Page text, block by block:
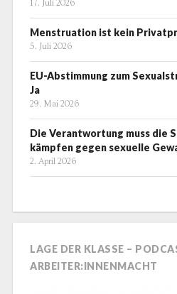
17. Juli 2026
Menstruation ist kein
5. Juli 2026
EU-Abstimmung zum
Ja
29. Mai 2026
Die Verantwortung muss die
kämpfen gegen sexuelle
2. April 2026
LAGE DER KLASSE –
ARBEITER:INNENMACHT